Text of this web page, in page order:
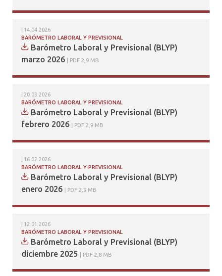
BARÓMETRO LABORAL Y PREVISIONAL
14.04.2026
Barómetro Laboral y Previsional (BLYP)
marzo 2026
PDF 2,9 MB
BARÓMETRO LABORAL Y PREVISIONAL
20.03.2026
Barómetro Laboral y Previsional (BLYP)
febrero 2026
PDF 2,9 MB
BARÓMETRO LABORAL Y PREVISIONAL
16.02.2026
Barómetro Laboral y Previsional (BLYP)
enero 2026
PDF 2,9 MB
BARÓMETRO LABORAL Y PREVISIONAL
12.01.2026
Barómetro Laboral y Previsional (BLYP)
diciembre 2025
PDF 2,8 MB